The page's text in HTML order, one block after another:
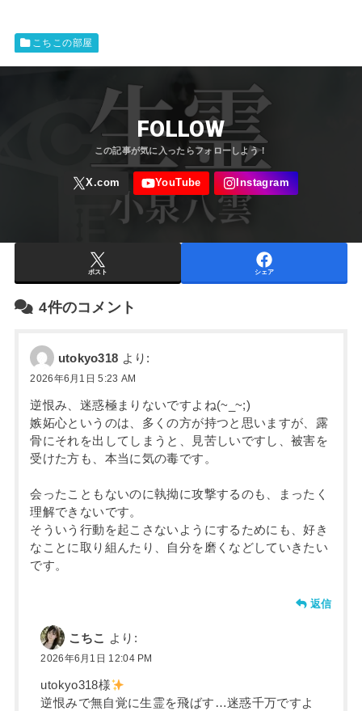
こちこの部屋
FOLLOW
ポスト シェア
4件のコメント
utokyo318 より:
2026年6月1日 5:23 AM
逆恨み、迷惑極まりないですよね(~_~;)
嫉妬心というのは、多くの方が持つと思いますが、露
骨にそれを出してしまうと、見苦しいですし、被害を
受けた方も、本当に気の毒です。
会ったこともないのに執拗に攻撃するのも、まったく
理解できないです。
そういう行動を起こさないようにするためにも、好き
なことに取り組んたり、自分を磨くなどしていきたい
です。
返信
こちこ より:
2026年6月1日 12:04 PM
utokyo318様
逆恨みで無自覚に生霊を飛ばす…迷惑千万ですよ